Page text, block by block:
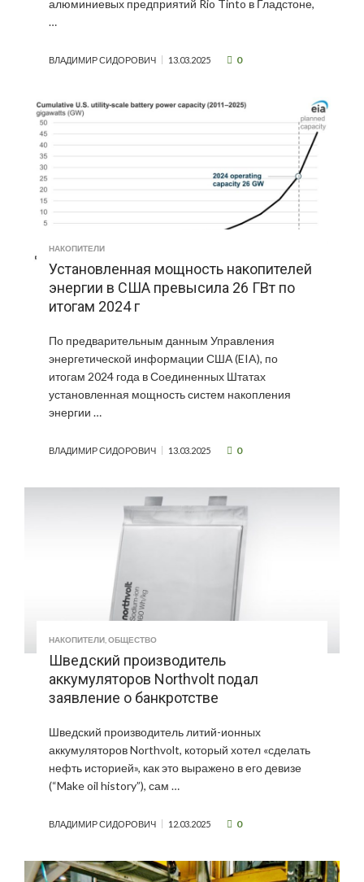
алюминиевых предприятий Rio Tinto в Гладстоне,
…
ВЛАДИМИР СИДОРОВИЧ 13.03.2025 0
НАКОПИТЕЛИ
Установленная мощность накопителей
энергии в США превысила 26 ГВт по
итогам 2024 г
По предварительным данным Управления
энергетической информации США (EIA), по
итогам 2024 года в Соединенных Штатах
установленная мощность систем накопления
энергии …
ВЛАДИМИР СИДОРОВИЧ 13.03.2025 0
НАКОПИТЕЛИ ОБЩЕСТВО
Шведский производитель
аккумуляторов Northvolt подал
заявление о банкротстве
Шведский производитель литий-ионных
аккумуляторов Northvolt, который хотел «сделать
нефть историей», как это выражено в его девизе
(“Make oil history”), сам …
ВЛАДИМИР СИДОРОВИЧ 12.03.2025 0